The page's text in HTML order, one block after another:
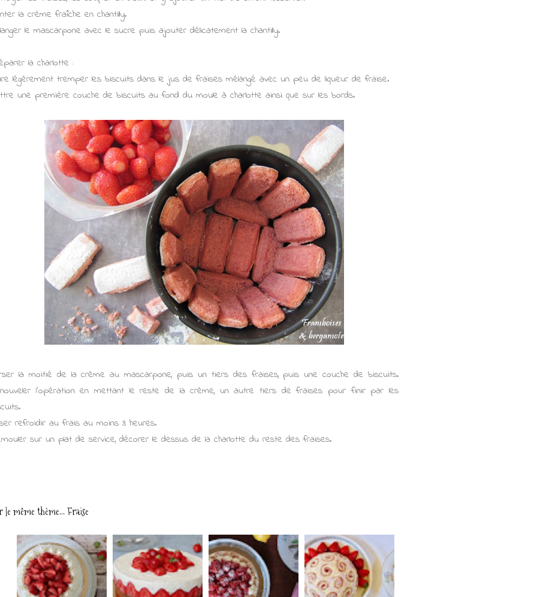
la crème fraîche en chantilly.
le mascarpone avec le sucre puis ajouter délicatement la chantilly.
la charlotte :
légèrement tremper les biscuits dans le jus de fraises mélangé avec un peu de liqueur de fraise.
une première couche de biscuits au fond du moule à charlotte ainsi que sur les bords.
la moitié de la crème au mascarpone, puis un tiers des fraises, puis une couche de biscuits.
l'opération en mettant le reste de la crème, un autre tiers de fraises pour finir par les
refroidir au frais au moins 3 heures.
sur un plat de service, décorer le dessus de la charlotte du reste des fraises.
le même thème...Fraise